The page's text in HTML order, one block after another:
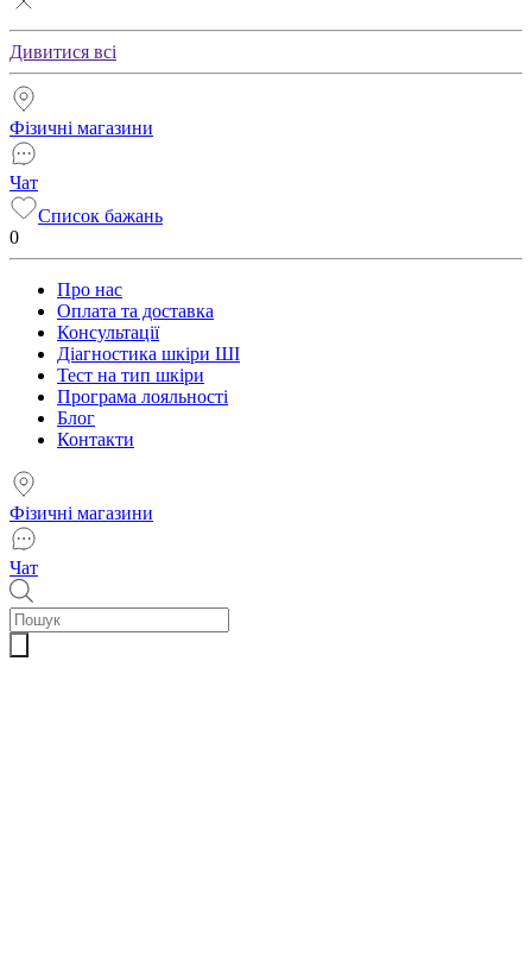
Дивитися всі
Фізичні магазини
Чат
Список бажань
0
Про нас
Оплата та доставка
Консультації
Діагностика шкіри ШІ
Тест на тип шкіри
Програма лояльності
Блог
Контакти
Фізичні магазини
Чат
Пошук
товарів